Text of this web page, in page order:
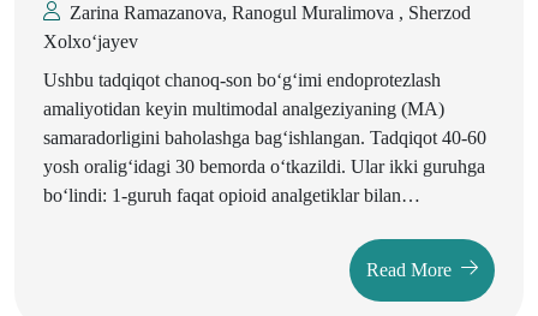
Zarina Ramazanova, Ranogul Muralimova , Sherzod
Xolxo‘jayev
Ushbu tadqiqot chanoq-son bo‘g‘imi endoprotezlash
amaliyotidan keyin multimodal analgeziyaning (MA)
samaradorligini baholashga bag‘ishlangan. Tadqiqot 40-60
yosh oralig‘idagi 30 bemorda o‘tkazildi. Ular ikki guruhga
bo‘lindi: 1-guruh faqat opioid analgetiklar bilan
kombinatsiyasida multimodal analgeziya qabul qilgan.
Og‘riqni baholash VAS shkalasi va yurak urish soni hamda
Read More